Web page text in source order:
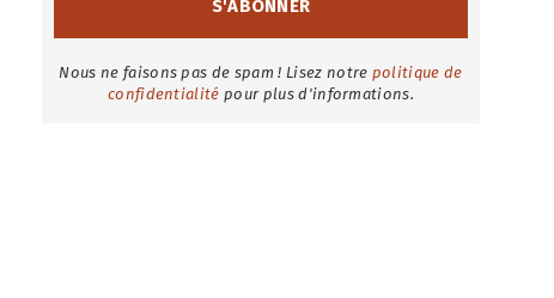
Nous ne faisons pas de spam ! Lisez notre politique de
confidentialité pour plus d'informations.